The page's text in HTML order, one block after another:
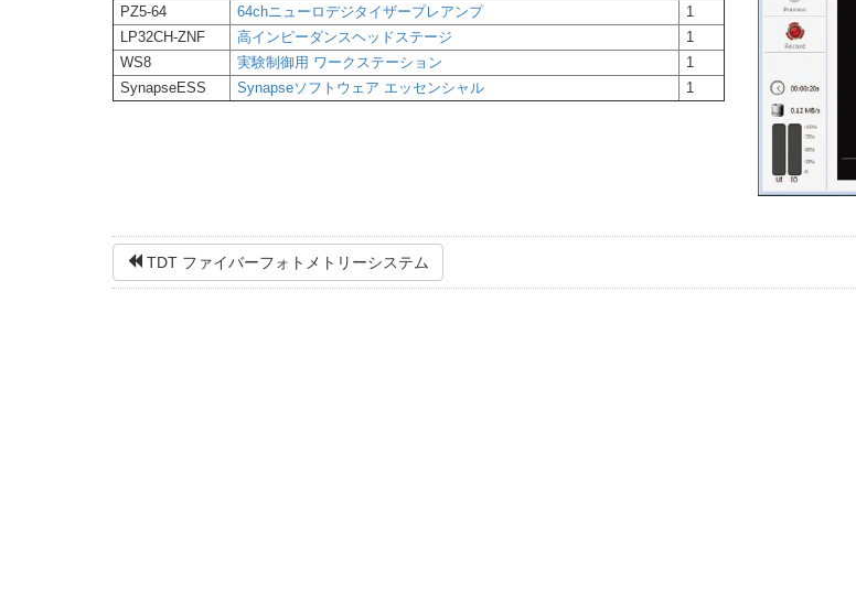
PZ5-64
64chニューロデジタイザープレアンプ
1
LP32CH-ZNF
高インピーダンスヘッドステージ
1
WS8
実験制御用 ワークステーション
1
SynapseESS
Synapseソフトウェア エッセンシャル 1
TDT ファイバーフォトメトリーシステム